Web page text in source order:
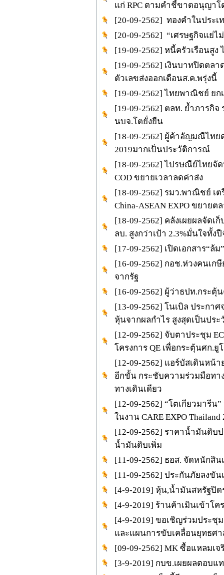
แก่ RPC ตามคำชี้ขาดอนุญา
[20-09-2562] ทองคำในประ
[20-09-2562] “เศรษฐกิจแย่ไ
[19-09-2562] หนี้ครัวเรือนสูง
[19-09-2562] เงินบาทปิดตล
ตัวเลขส่งออกเดือนส.ค.พรุ่งนี้
[19-09-2562] ไทยพาณิชย์ ยก
[19-09-2562] ตลท. ยํ้าภารกิ
นบจ.โตยั่งยืน
[18-09-2562] ผู้ค้าอัญมณีไทย
2019มากเป็นประวัติการณ์
[18-09-2562] ไปรษณีย์ไทยจั
COD ขยายเวลาลดค่าส่ง
[18-09-2562] รมว.พาณิชย์ เ
China-ASEAN EXPO ขยาย
[18-09-2562] คลังเผยผลจัดเ
ลบ. สูงกว่าเป้า 2.3%มั่นใจทั้ง
[17-09-2562] เปิดเอกสาร“ล้
[16-09-2562] กอช.ห่วงคนเก
จากรัฐ
[16-09-2562] ผู้ว่าธปท.กระ
[13-09-2562] โนเบิล ประกา
หุ้นจากผลกำไร สูงสุดเป็นปร
[12-09-2562] จับตาประชุม
โครงการ QE เพื่อกระตุ้นศก.ยู
[12-09-2562] แอร์บัสเดินหน้
อีกขั้น กระชับความร่วมมือทา
ทางเดินเดียว
[12-09-2562] “โตเกียวมารี
ในงาน CARE EXPO
[12-09-2562] ราคาน้ำมันดิ
น้ำมันดิบเพิ่ม
[11-09-2562] ธอส. จัดหนักสิ
[11-09-2562] ประกันภัยลงขั
[4-9-2019] หุ้น,น้ำมันสหรัฐปิด
[4-9-2019] ร้านค้าเมินเข้าโ
[4-9-2019] ขอเชิญร่วมประ
และแผนการขับเคลื่อนยุทธศ
[09-09-2562] MK ซื้อแหลมเ
[3-9-2019] กบข.เผยผลตอบแ